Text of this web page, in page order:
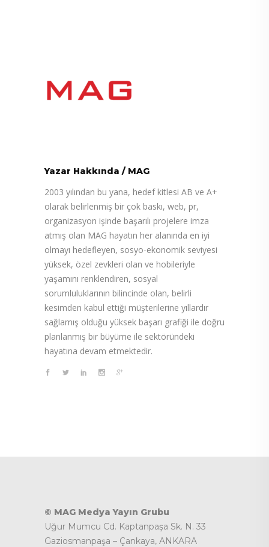
Yazar Hakkında / MAG
2003 yılından bu yana, hedef kitlesi AB ve A+
olarak belirlenmiş bir çok baskı, web, pr,
organizasyon işinde başarılı projelere imza
atmış olan MAG hayatın her alanında en iyi
olmayı hedefleyen, sosyo-ekonomik seviyesi
yüksek, özel zevkleri olan ve hobileriyle
yaşamını renklendiren, sosyal
sorumluluklarının bilincinde olan, belirli
kesimden kabul ettiği müşterilerine yıllardır
sağlamış olduğu yüksek başarı grafiği ile doğru
planlanmış bir büyüme ile sektöründeki
hayatına devam etmektedir.
© MAG Medya Yayın Grubu
Uğur Mumcu Cd. Kaptanpaşa Sk. N. 33
Gaziosmanpaşa – Çankaya, ANKARA